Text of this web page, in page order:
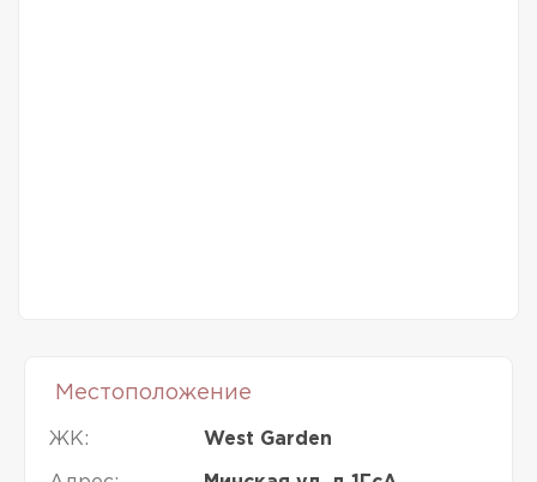
Местоположение
ЖК: West Garden